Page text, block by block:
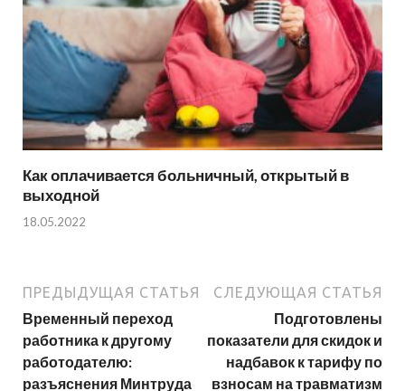
Как оплачивается больничный, открытый в
выходной
18.05.2022
ПРЕДЫДУЩАЯ СТАТЬЯ
Временный переход
работника к другому
работодателю:
разъяснения Минтруда
СЛЕДУЮЩАЯ СТАТЬЯ
Подготовлены
показатели для скидок и
надбавок к тарифу по
взносам на травматизм